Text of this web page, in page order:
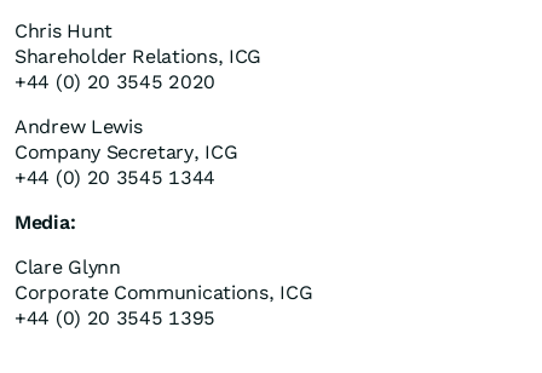
Chris Hunt
Shareholder Relations, ICG
+44 (0) 20 3545 2020
Andrew Lewis
Company Secretary, ICG
+44 (0) 20 3545 1344
Media:
Clare Glynn
Corporate Communications, ICG
+44 (0) 20 3545 1395